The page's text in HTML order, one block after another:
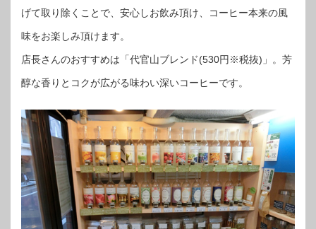
げて取り除くことで、安心しお飲み頂け、コーヒー本来の風
味をお楽しみ頂けます。
店長さんのおすすめは「代官山ブレンド(530円※税抜)」。芳
醇な香りとコクが広がる味わい深いコーヒーです。